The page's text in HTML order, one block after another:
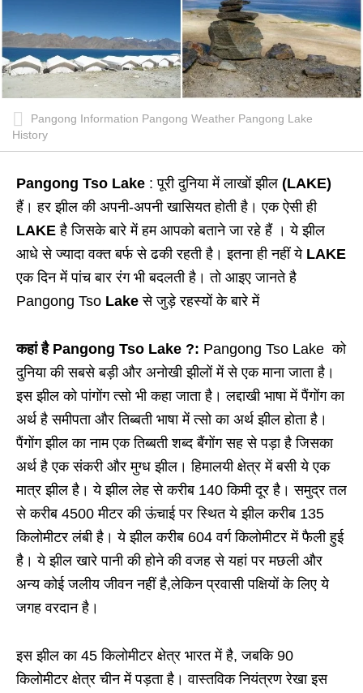
Pangong Information Pangong Weather Pangong Lake
History
Pangong Tso Lake : पूरी दुनिया में लाखों झील (LAKE)
हैं। हर झील की अपनी-अपनी खासियत होती है। एक ऐसी ही
LAKE है जिसके बारे में हम आपको बताने जा रहे हैं । ये झील
आधे से ज्यादा वक्त बर्फ से ढकी रहती है। इतना ही नहीं ये LAKE
एक दिन में पांच बार रंग भी बदलती है। तो आइए जानते है
Pangong Tso Lake से जुड़े रहस्यों के बारे में
कहां है Pangong Tso Lake ?: Pangong Tso Lake को
दुनिया की सबसे बड़ी और अनोखी झीलों में से एक माना जाता है।
इस झील को पांगोंग त्सो भी कहा जाता है। लद्दाखी भाषा में पैंगोंग का
अर्थ है समीपता और तिब्बती भाषा में त्सो का अर्थ झील होता है।
पैंगोंग झील का नाम एक तिब्बती शब्द बैंगोंग सह से पड़ा है जिसका
अर्थ है एक संकरी और मुग्ध झील। हिमालयी क्षेत्र में बसी ये एक
मात्र झील है। ये झील लेह से करीब 140 किमी दूर है। समुद्र तल
से करीब 4500 मीटर की ऊंचाई पर स्थित ये झील करीब 135
किलोमीटर लंबी है। ये झील करीब 604 वर्ग किलोमीटर में फैली हुई
है। ये झील खारे पानी की होने की वजह से यहां पर मछली और
अन्य कोई जलीय जीवन नहीं है,लेकिन प्रवासी पक्षियों के लिए ये
जगह वरदान है।
इस झील का 45 किलोमीटर क्षेत्र भारत में है, जबकि 90
किलोमीटर क्षेत्र चीन में पड़ता है। वास्तविक नियंत्रण रेखा इस